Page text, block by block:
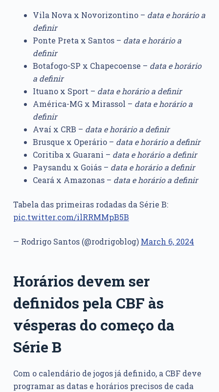
Vila Nova x Novorizontino – data e horário a
definir
Ponte Preta x Santos – data e horário a
definir
Botafogo-SP x Chapecoense – data e horário
a definir
Ituano x Sport – data e horário a definir
América-MG x Mirassol – data e horário a
definir
Avaí x CRB – data e horário a definir
Brusque x Operário – data e horário a definir
Coritiba x Guarani – data e horário a definir
Paysandu x Goiás – data e horário a definir
Ceará x Amazonas – data e horário a definir
Tabela das primeiras rodadas da Série B:
pic.twitter.com/ilRRMMpB5B
— Rodrigo Santos (@rodrigoblog) March 6, 2024
Horários devem ser
definidos pela CBF às
vésperas do começo da
Série B
Com o calendário de jogos já definido, a CBF deve
programar as datas e horários precisos de cada